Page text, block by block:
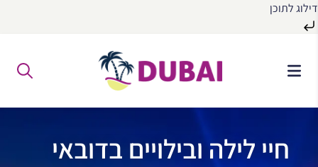
דילוג לתוכן
התוכן
חיי לילה ובילויים בדובאי